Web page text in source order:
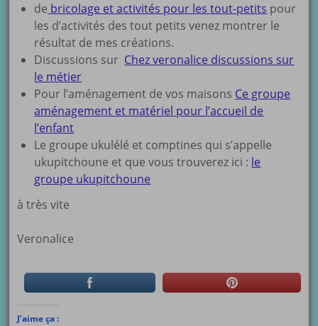
de bricolage et activités pour les tout-petits pour
les d’activités des tout petits venez montrer le
résultat de mes créations.
Discussions sur Chez veronalice discussions sur
le métier
Pour l’aménagement de vos maisons Ce groupe
aménagement et matériel pour l’accueil de
l’enfant
Le groupe ukulélé et comptines qui s’appelle
ukupitchoune et que vous trouverez ici : le
groupe ukupitchoune
à très vite
Veronalice
J’aime ça :